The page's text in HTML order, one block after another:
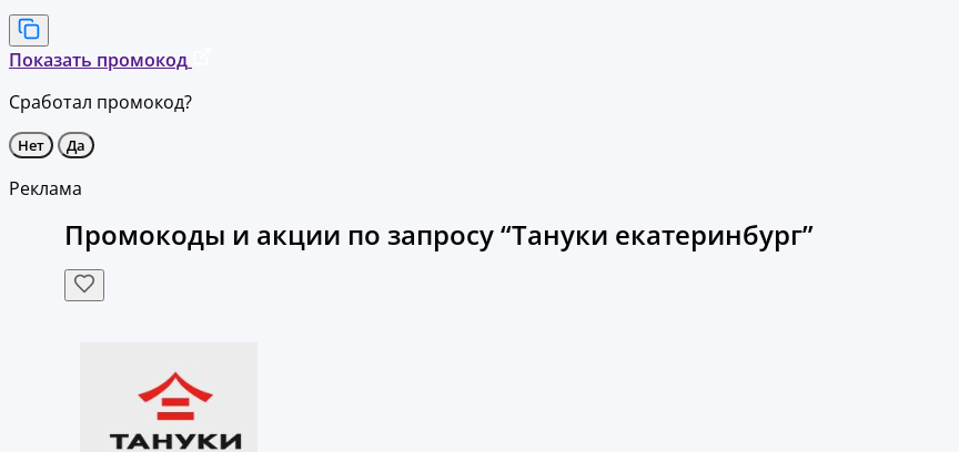
Показать промокод
Сработал промокод?
Нет Да
Реклама
Промокоды и акции по запросу “Тануки екатеринбург”